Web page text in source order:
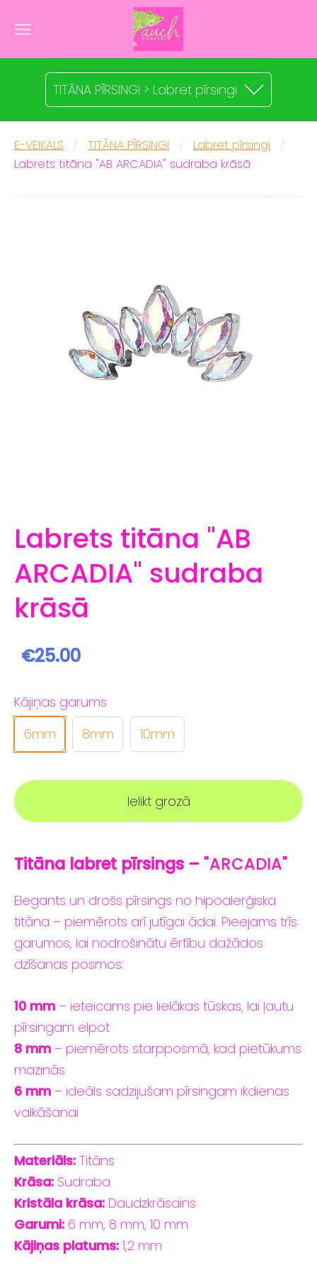
TITĀNA PĪRSINGI > Labret pīrsingi
E-VEIKALS TITĀNA PĪRSINGI
Labret pīrsingi
Labrets titāna "AB ARCADIA" sudraba krāsā
Labrets titāna "AB
ARCADIA" sudraba
krāsā
€25.00
Kājiņas garums
6mm
8mm 10mm
Ielikt grozā
Titāna labret pīrsings – "ARCADIA"
Elegants un drošs pīrsings no hipoalerģiska
titāna – piemērots arījutīgai ādai. Pieejams trīs
garumos, lai nodrošinātu ērtību dažādos
dzīšanas posmos:
10 mm – ieteicams pie lielākas tūskas, lai ļautu
pīrsingam elpot
8 mm – piemērots starpposmā, kad pietūkums
mazinās
6 mm – ideāls sadzijušam pīrsingam ikdienas
valkāšanai
Materiāls: Titāns
Krāsa: Sudraba
Kristāla krāsa: Daudzkrāsains
Garumi: 6 mm, 8 mm, 10 mm
Kājiņas platums: 1,2 mm